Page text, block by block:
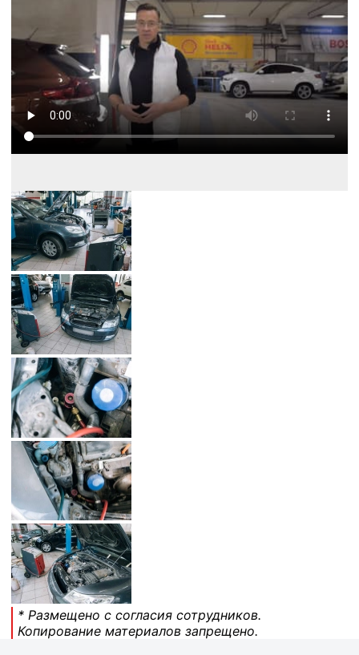
* Размещено с согласия сотрудников.
Копирование материалов запрещено.